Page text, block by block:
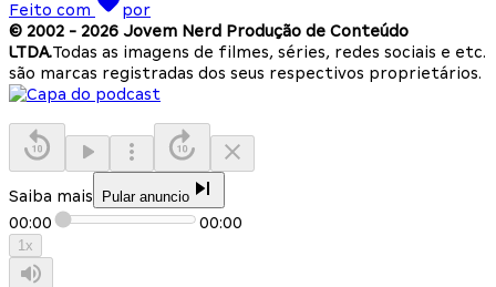
Feito com
por
© 2002 - 2026 Jovem Nerd Produção de Conteúdo
LTDA.Todas as imagens de filmes, séries, redes sociais e etc.
são marcas registradas dos seus respectivos proprietários.
Saiba mais Pular anuncio
00:00 00:00
1x